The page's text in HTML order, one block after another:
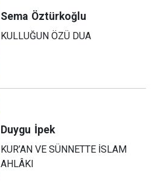
Sema Öztürkoğlu
KULLUĞUN ÖZÜ DUA
Duygu İpek
KUR’AN VE SÜNNETTE İSLAM
AHLÂKI